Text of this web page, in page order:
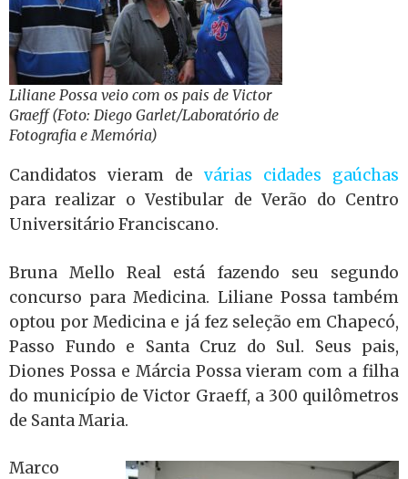
Liliane Possa veio com os pais de Victor
Graeff (Foto: Diego Garlet/Laboratório de
Fotografia e Memória)
Candidatos vieram de várias cidades gaúchas
para realizar o Vestibular de Verão do Centro
Universitário Franciscano.
Bruna Mello Real está fazendo seu segundo
concurso para Medicina. Liliane Possa também
optou por Medicina e já fez seleção em Chapecó,
Passo Fundo e Santa Cruz do Sul. Seus pais,
Diones Possa e Márcia Possa vieram com a filha
do município de Victor Graeff, a 300 quilômetros
de Santa Maria.
Marco